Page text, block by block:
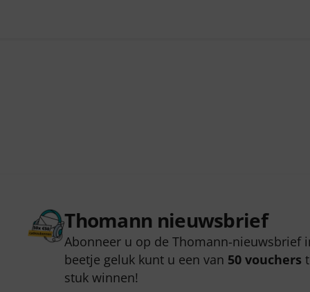
Thomann nieuwsbrief
Abonneer u op de Thomann-nieuwsbrief
beetje geluk kunt u een van 50 vouchers
stuk winnen!